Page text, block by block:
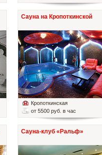
Сауна на Кропоткинской
Кропоткинская
от 5500 руб. в час
Сауна-клуб «Ральф»